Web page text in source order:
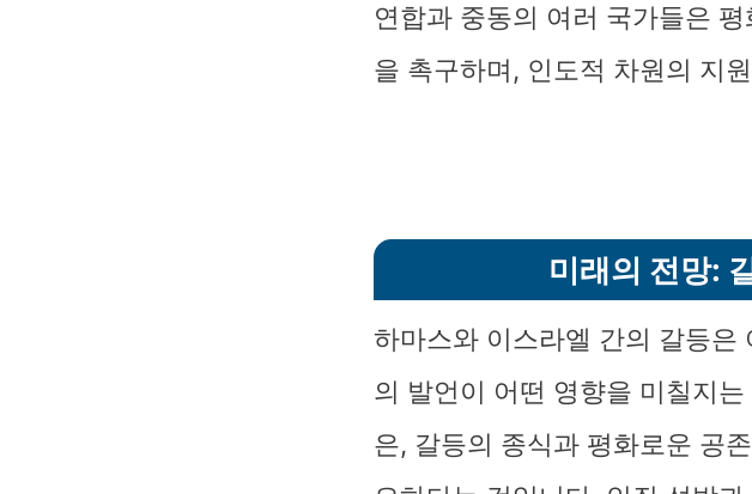
연합과 중동의 여러 국가들은
을 촉구하며, 인도적 차원의 지
미래의 전망:
하마스와 이스라엘 간의 갈등은
의 발언이 어떤 영향을 미칠지
은, 갈등의 종식과 평화로운 공